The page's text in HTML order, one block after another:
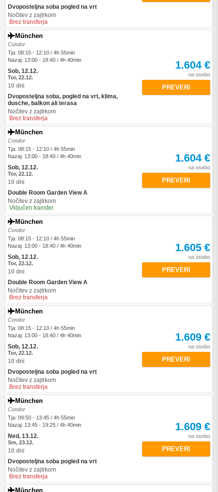
Dvoposteljna soba pogled na vrt
Nočitev z zajtrkom
Brez transferja
München
Condor
Tja: 08:15 - 12:10 / 4h 55min
Nazaj: 13:00 - 18:40 / 4h 40min
Sob, 12.12.
Tor, 22.12.
10 dni
Dvoposteljna soba, pogled na vrt, klima,
dusche, balkon ali terasa
Nočitev z zajtrkom
Brez transferja
1.604 €
na osebo
PREVERI
München
Condor
Tja: 08:15 - 12:10 / 4h 55min
Nazaj: 13:00 - 18:40 / 4h 40min
Sob, 12.12.
Tor, 22.12.
10 dni
Double Room Garden View A
Nočitev z zajtrkom
Vključen transfer
1.604 €
na osebo
PREVERI
München
Condor
Tja: 08:15 - 12:10 / 4h 55min
Nazaj: 13:00 - 18:40 / 4h 40min
Sob, 12.12.
Tor, 22.12.
10 dni
Double Room Garden View A
Nočitev z zajtrkom
Brez transferja
1.605 €
na osebo
PREVERI
München
Condor
Tja: 08:15 - 12:10 / 4h 55min
Nazaj: 13:00 - 18:40 / 4h 40min
Sob, 12.12.
Tor, 22.12.
10 dni
Dvoposteljna soba pogled na vrt
Nočitev z zajtrkom
Brez transferja
1.609 €
na osebo
PREVERI
München
Condor
Tja: 09:50 - 13:45 / 4h 55min
Nazaj: 13:45 - 19:25 / 4h 40min
Ned, 13.12.
Sre, 23.12.
10 dni
Dvoposteljna soba pogled na vrt
Nočitev z zajtrkom
Brez transferja
1.609 €
na osebo
PREVERI
München